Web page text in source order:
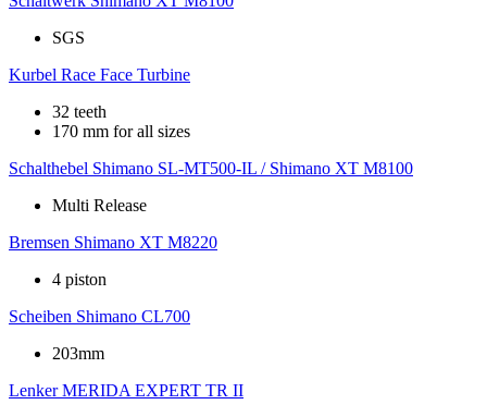
SGS
Kurbel Race Face Turbine
32 teeth
170 mm for all sizes
Schalthebel Shimano SL-MT500-IL / Shimano XT M8100
Multi Release
Bremsen Shimano XT M8220
4 piston
Scheiben Shimano CL700
203mm
Lenker MERIDA EXPERT TR II